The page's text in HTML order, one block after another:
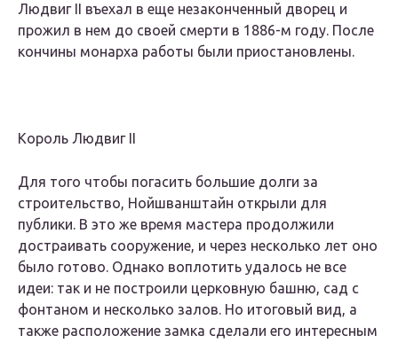
Людвиг II въехал в еще незаконченный дворец и
прожил в нем до своей смерти в 1886-м году. После
кончины монарха работы были приостановлены.
Король Людвиг II
Для того чтобы погасить большие долги за
строительство, Нойшванштайн открыли для
публики. В это же время мастера продолжили
достраивать сооружение, и через несколько лет оно
было готово. Однако воплотить удалось не все
идеи: так и не построили церковную башню, сад с
фонтаном и несколько залов. Но итоговый вид, а
также расположение замка сделали его интересным